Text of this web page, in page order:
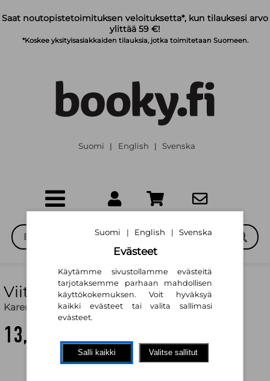
Saat noutopistetoimituksen veloituksetta*, kun tilauksesi arvo
ylittää 59 €!
*Koskee yksityisasiakkaiden tilauksia, jotka toimitetaan Suomeen.
Suomi | English | Svenska
Viittä vaille kuolema
Karen M. McManus,Inka Parpola (käänt.)
13,30 €
Suomi | English | Svenska
Evästeet
Käytämme sivustollamme evästeitä
tarjotaksemme parhaan mahdollisen
käyttökokemuksen. Voit hyväksyä
kaikki evästeet tai valita sallimasi
evästeet.
Salli kaikki Valitse sallitut